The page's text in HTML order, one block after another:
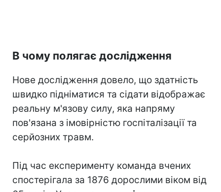
В чому полягає дослідження
Нове дослідження довело, що здатність
швидко підніматися та сідати відображає
реальну м'язову силу, яка напряму
пов'язана з імовірністю госпіталізації та
серйозних травм.
Під час експерименту команда вчених
спостерігала за 1876 дорослими віком від